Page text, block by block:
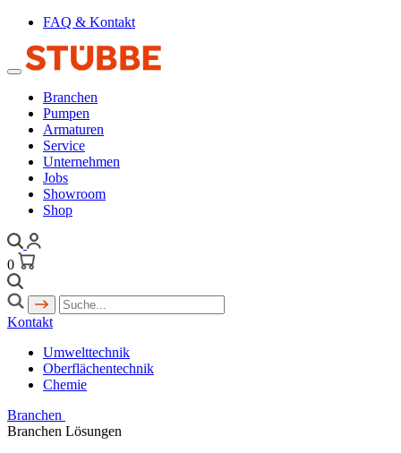
FAQ & Kontakt
Branchen
Pumpen
Armaturen
Service
Unternehmen
Jobs
Showroom
Shop
0
Kontakt
Umwelttechnik
Oberflächentechnik
Chemie
Branchen
Branchen Lösungen